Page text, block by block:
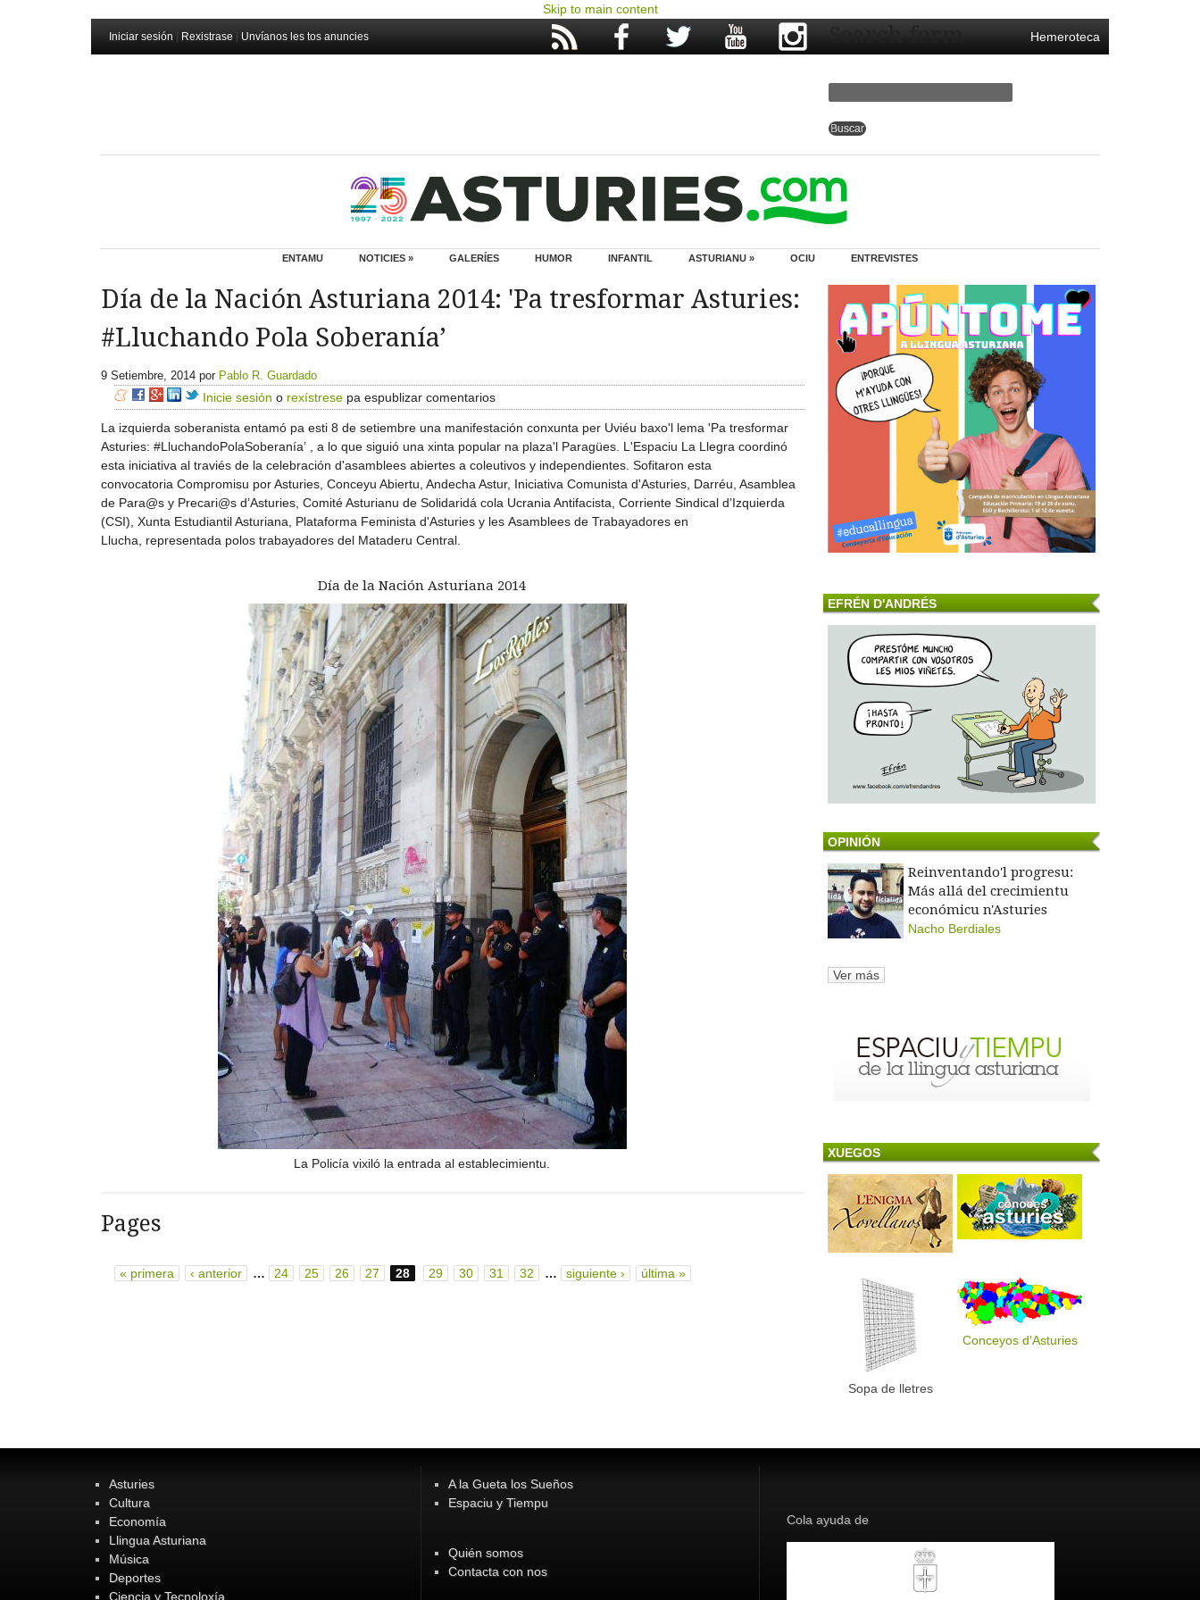
Skip to main content
Iniciar sesión Rexistrase Unvíanos les tos anuncies Hemeroteca
Search form
ENTAMU NOTICIES » GALERÍES HUMOR INFANTIL ASTURIANU » OCIU ENTREVISTES
Día de la Nación Asturiana 2014: 'Pa tresformar Asturies:
#Lluchando Pola Soberanía’
9 Setiembre, 2014 por Pablo R. Guardado
Inicie sesión o rexístrese pa espublizar comentarios
La izquierda soberanista entamó pa esti 8 de setiembre una manifestación conxunta per Uviéu baxo'l lema 'Pa tresformar
Asturies: #LluchandoPolaSoberanía’ , a lo que siguió una xinta popular na plaza'l Paragües. L'Espaciu La Llegra coordinó
esta iniciativa al traviés de la celebración d'asamblees abiertes a coleutivos y independientes. Sofitaron esta
convocatoria Compromisu por Asturies, Conceyu Abiertu, Andecha Astur, Iniciativa Comunista d'Asturies, Darréu, Asamblea
de Para@s y Precari@s d’Asturies, Comité Asturianu de Solidaridá cola Ucrania Antifacista, Corriente Sindical d’Izquierda
(CSI), Xunta Estudiantil Asturiana, Plataforma Feminista d'Asturies y les Asamblees de Trabayadores en
Llucha, representada polos trabayadores del Mataderu Central.
Día de la Nación Asturiana 2014
La Policía vixiló la entrada al establecimientu.
Pages
« primera ‹ anterior … 24 25 26 27 28 29 30 31 32 … siguiente › última »
EFRÉN D'ANDRÉS
OPINIÓN
Reinventando'l progresu:
Más allá del crecimientu
económicu n'Asturies
Nacho Berdiales
Ver más
XUEGOS
Sopa de lletres
Conceyos d'Asturies
Asturies
Cultura
Economía
Llingua Asturiana
Música
Deportes
Ciencia y Tecnoloxía
A la Gueta los Sueños
Espaciu y Tiempu
Quién somos
Contacta con nos
Cola ayuda de